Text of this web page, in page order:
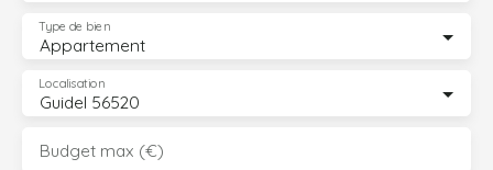
Appartement
Type de bien
Guidel 56520
Localisation
Budget max (€)